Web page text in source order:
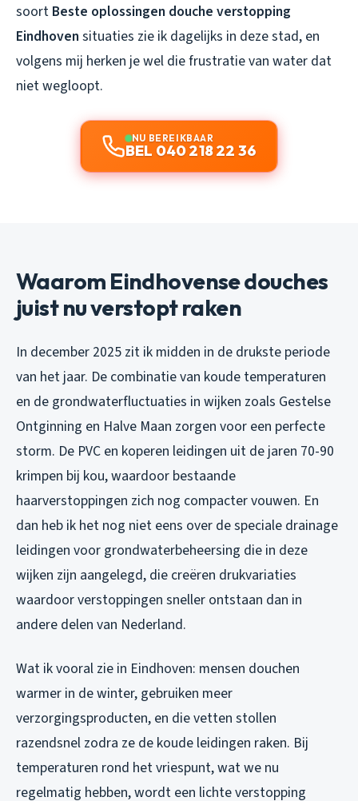
soort Beste oplossingen douche verstopping
Eindhoven situaties zie ik dagelijks in deze stad, en
volgens mij herken je wel die frustratie van water dat
niet wegloopt.
NU BEREIKBAAR
BEL 040 218 22 36
Waarom Eindhovense douches
juist nu verstopt raken
In december 2025 zit ik midden in de drukste periode
van het jaar. De combinatie van koude temperaturen
en de grondwaterfluctuaties in wijken zoals Gestelse
Ontginning en Halve Maan zorgen voor een perfecte
storm. De PVC en koperen leidingen uit de jaren 70-90
krimpen bij kou, waardoor bestaande
haarverstoppingen zich nog compacter vouwen. En
dan heb ik het nog niet eens over de speciale drainage
leidingen voor grondwaterbeheersing die in deze
wijken zijn aangelegd, die creëren drukvariaties
waardoor verstoppingen sneller ontstaan dan in
andere delen van Nederland.
Wat ik vooral zie in Eindhoven: mensen douchen
warmer in de winter, gebruiken meer
verzorgingsproducten, en die vetten stollen
razendsnel zodra ze de koude leidingen raken. Bij
temperaturen rond het vriespunt, wat we nu
regelmatig hebben, wordt een lichte verstopping